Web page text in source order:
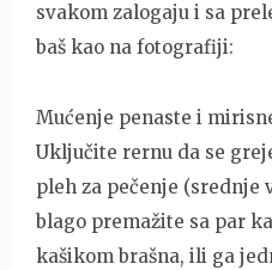
svakom zalogaju i sa
baš kao na fotografiji:
Mućenje penaste i
Uključite rernu da se
pleh za pečenje (srednje
blago premažite sa par
kašikom brašna, ili ga